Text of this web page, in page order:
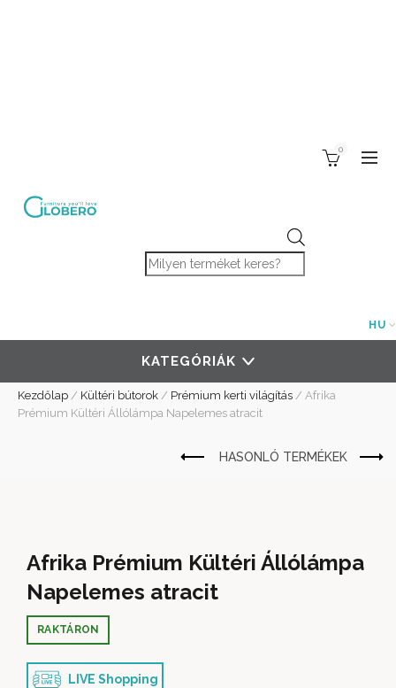
Products search
0
HU
KATEGÓRIÁK
Kezdőlap / Kültéri bútorok / Prémium kerti világítás / Afrika
Prémium Kültéri Állólámpa Napelemes atracit
Afrika Prémium Kültéri Állólámpa
Napelemes atracit
RAKTÁRON
LIVE Shopping